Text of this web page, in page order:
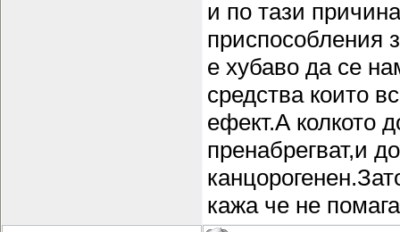
и по тази
приспособления
е хубаво да се
средства които
ефект.А колкото
пренабрегват,и
кажа че не